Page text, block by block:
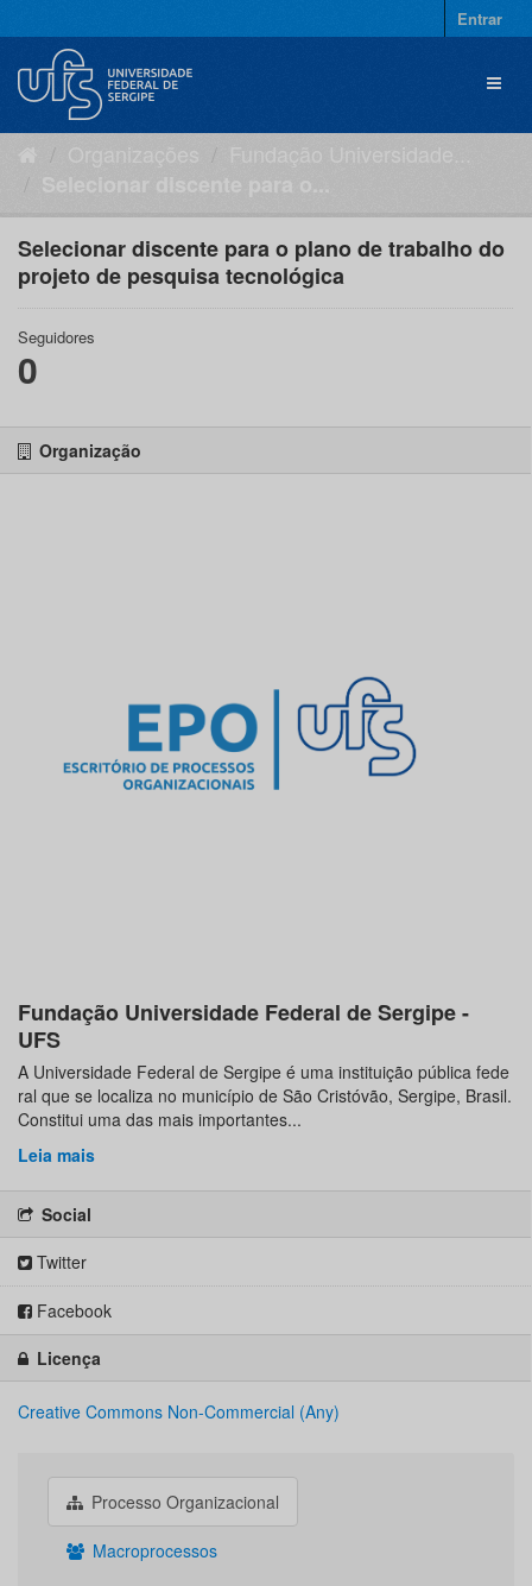
para
conteúdo
Entrar
Selecionar discente para o plano de trabalho do
projeto de pesquisa tecnológica
Seguidores
0
Organização
Fundação Universidade Federal de Sergipe -
UFS
A Universidade Federal de Sergipe é uma instituição pública fede
ral que se localiza no município de São Cristóvão, Sergipe, Brasil.
Constitui uma das mais importantes...
Leia mais
Social
Twitter
Facebook
Licença
Creative Commons Non-Commercial (Any)
Processo Organizacional
Macroprocessos